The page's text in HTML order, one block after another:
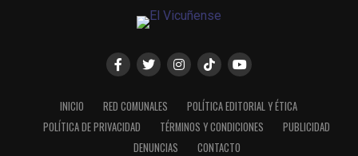
INICIO RED COMUNALES
POLÍTICA EDITORIAL Y ÉTICA
POLÍTICA DE PRIVACIDAD
TÉRMINOS Y CONDICIONES
PUBLICIDAD
DENUNCIAS
CONTACTO